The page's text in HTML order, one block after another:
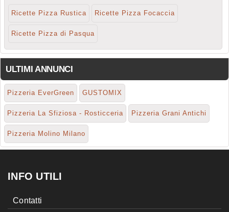
Ricette Pizza Rustica Ricette Pizza Focaccia
Ricette Pizza di Pasqua
ULTIMI ANNUNCI
Pizzeria EverGreen GUSTOMIX
Pizzeria La Sfiziosa - Rosticceria Pizzeria Grani Antichi
Pizzeria Molino Milano
INFO UTILI
Contatti